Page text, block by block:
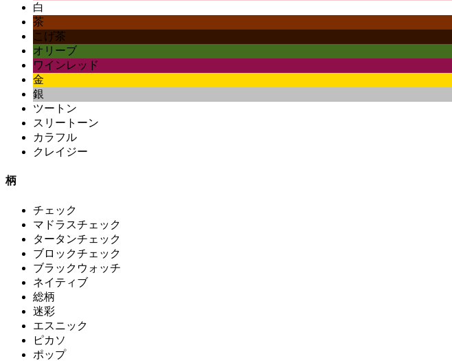
白
茶
こげ茶
オリーブ
ワインレッド
金
銀
ツートン
スリートーン
カラフル
クレイジー
柄
チェック
マドラスチェック
タータンチェック
ブロックチェック
ブラックウォッチ
ネイティブ
総柄
迷彩
エスニック
ピカソ
ポップ